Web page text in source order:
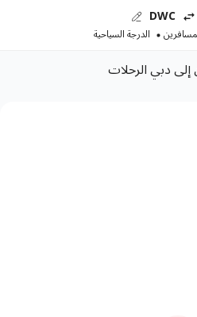
DWC
الدرجة السياحية
إلى دبي الرحلات